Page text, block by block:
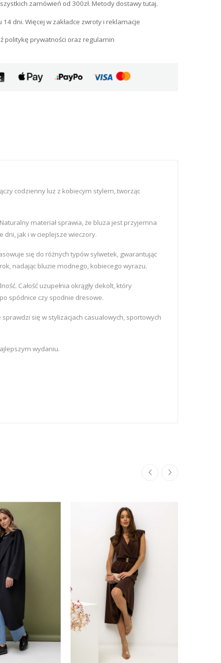
zamówień od 300zł. Metody dostawy tutaj.
14 dni. Więcej w zakładce zwroty i reklamacje
politykę prywatności oraz regulamin
codzienny luz z kobiecym stylem, tworząc
materiał sprawia, że bluza jest przyjemna
dni, jak i w cieplejsze wieczory.
się do różnych typów sylwetek, gwarantując
nadając bluzie modnego, kobiecego wyrazu.
Całość uzupełnia okrągły dekolt, który
spódnice czy spodnie dresowe.
się w stylizacjach casualowych, sportowych
wydaniu.